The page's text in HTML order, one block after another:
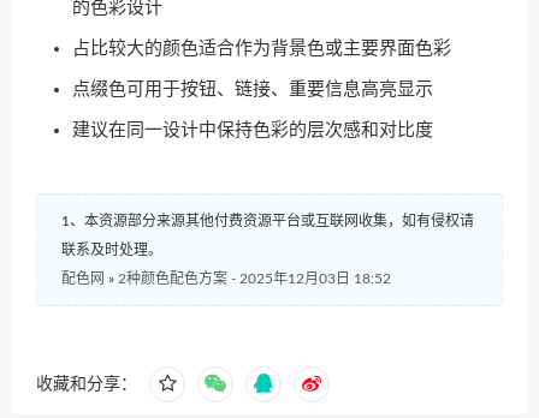
的色彩设计
占比较大的颜色适合作为背景色或主要界面色彩
点缀色可用于按钮、链接、重要信息高亮显示
建议在同一设计中保持色彩的层次感和对比度
1、本资源部分来源其他付费资源平台或互联网收集，如有侵权请
联系及时处理。
配色网 » 2种颜色配色方案 - 2025年12月03日 18:52
收藏和分享：